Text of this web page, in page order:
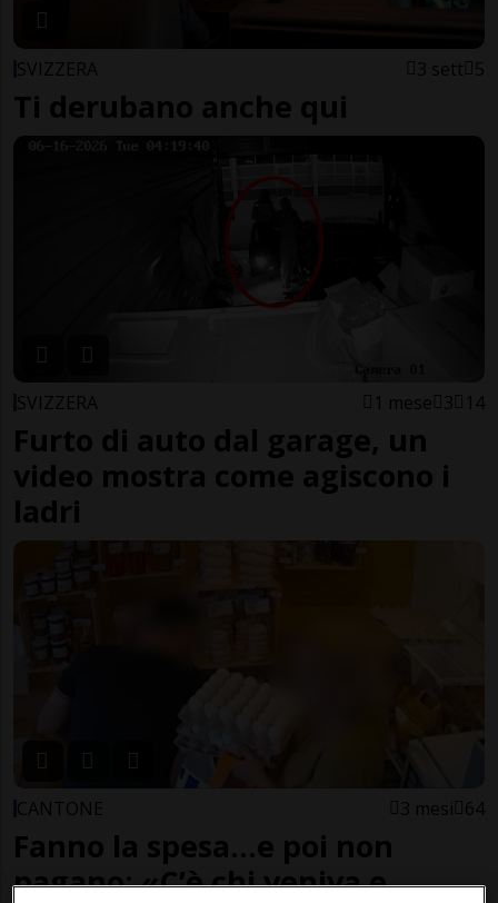
SVIZZERA 3 sett 5
Ti derubano anche qui
SVIZZERA 1 mese 3 14
Furto di auto dal garage, un
video mostra come agiscono i
ladri
CANTONE 3 mesi 64
Fanno la spesa…e poi non
pagano: «C’è chi veniva e